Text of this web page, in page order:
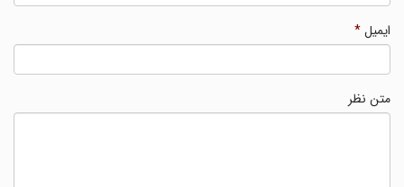
ایمیل*
متن نظر